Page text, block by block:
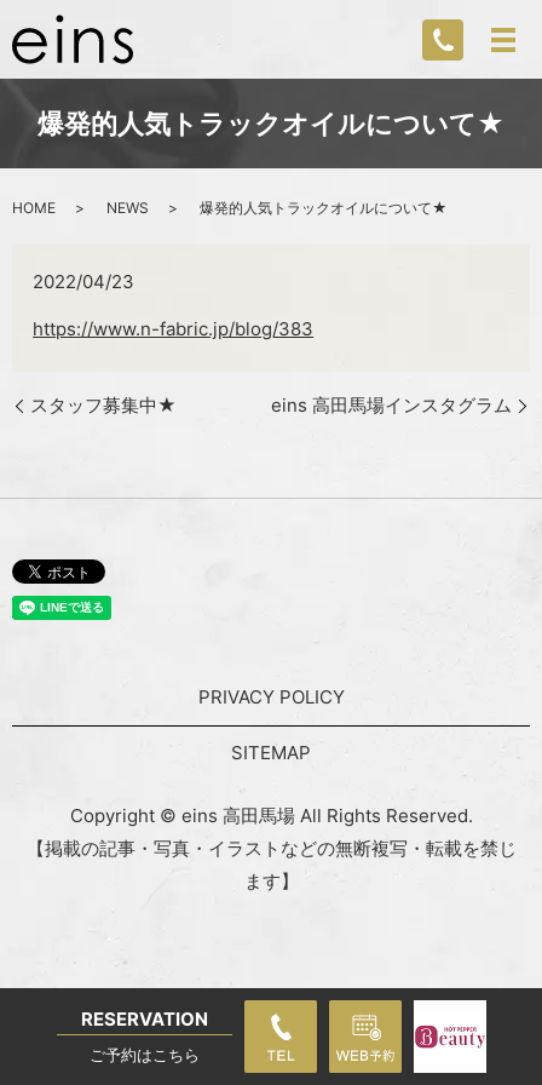
爆発的人気トラックオイルについて★
HOME NEWS 爆発的人気トラックオイルについて★
2022/04/23
https://www.n-fabric.jp/blog/383
スタッフ募集中★ eins 高田馬場インスタグラム
PRIVACY POLICY
SITEMAP
Copyright © eins 高田馬場 All Rights Reserved.
【掲載の記事・写真・イラストなどの無断複写・転載を禁じ
ます】
RESERVATION
ご予約はこちら